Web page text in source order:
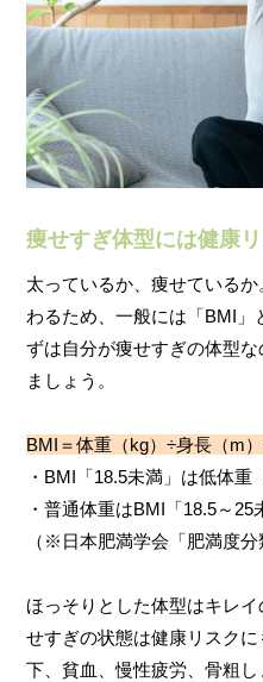
痩せすぎ体型には健康
太っているか、痩せている
わるため、一般には「BMI」
ずは自分が痩せすぎの体型
ましょう。
BMI＝体重（kg）÷身長（m）
・BMI「18.5未満」は低体重
・普通体重はBMI「18.5～25
（※日本肥満学会「肥満度分
ほっそりとした体型はキレ
せすぎの状態は健康リスク
下、貧血、慢性疲労、骨粗